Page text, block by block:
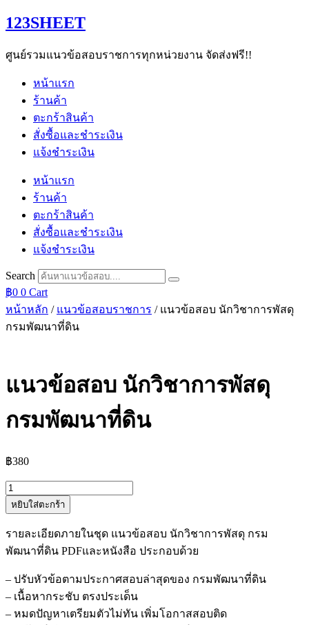
Skip
to
123SHEET
ศูนย์รวมแนวข้อสอบราชการทุกหน่วยงาน จัดส่งฟรี!!
หน้าแรก
ร้านค้า
ตะกร้าสินค้า
สั่งซื้อและชำระเงิน
แจ้งชำระเงิน
หน้าแรก
ร้านค้า
ตะกร้าสินค้า
สั่งซื้อและชำระเงิน
แจ้งชำระเงิน
Search
฿0 0 Cart
หน้าหลัก / แนวข้อสอบราชการ / แนวข้อสอบ นักวิชาการพัสดุ
กรมพัฒนาที่ดิน
แนวข้อสอบ นักวิชาการพัสดุ
กรมพัฒนาที่ดิน
฿380
จำนวน
แนว
นัก
วิชาการ
พัสดุ
กรม
พัฒนาที่ดิน
หยิบใส่ตะกร้า
รายละเอียดภายในชุด แนวข้อสอบ นักวิชาการพัสดุ กรม
พัฒนาที่ดิน PDFและหนังสือ ประกอบด้วย
– ปรับหัวข้อตามประกาศสอบล่าสุดของ กรมพัฒนาที่ดิน
– เนื้อหากระชับ ตรงประเด็น
– หมดปัญหาเตรียมตัวไม่ทัน เพิ่มโอกาสสอบติด